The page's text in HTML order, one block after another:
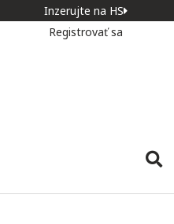
Inzerujte na HS
Registrovať sa